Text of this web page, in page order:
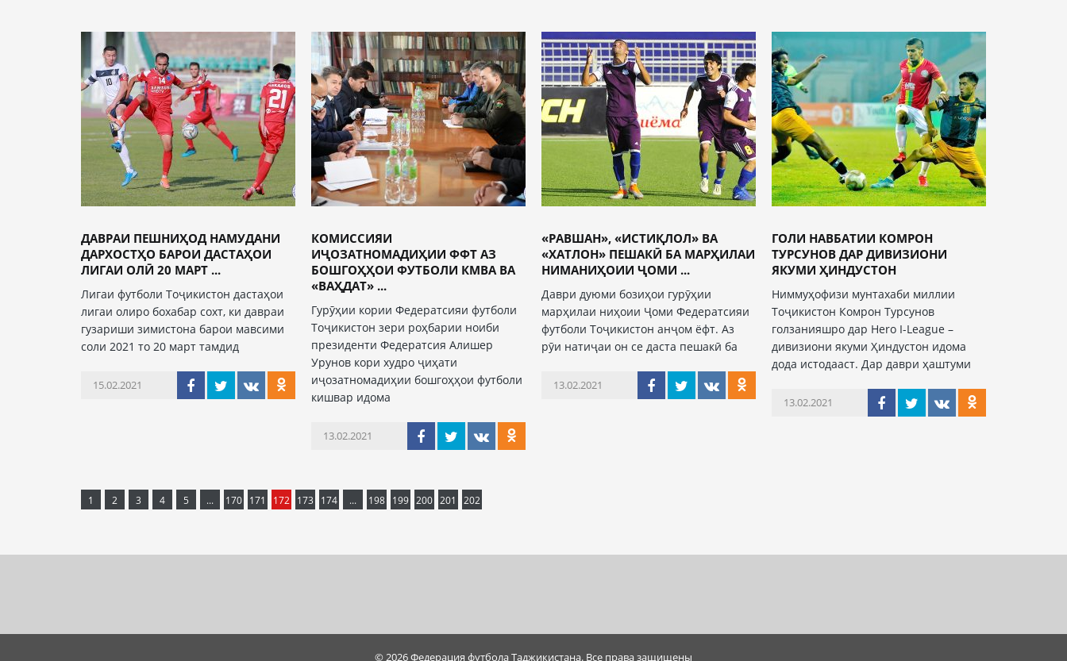
ДАВРАИ ПЕШНИҲОД НАМУДАНИ
ДАРХОСТҲО БАРОИ ДАСТАҲОИ
ЛИГАИ ОЛӢ 20 МАРТ ...
Лигаи футболи Тоҷикистон дастаҳои
лигаи олиро бохабар сохт, ки давраи
гузариши зимистона барои мавсими
соли 2021 то 20 март тамдид
15.02.2021
КОМИССИЯИ
ИҶОЗАТНОМАДИҲИИ ФФТ АЗ
БОШГОҲҲОИ ФУТБОЛИ КМВА ВА
«ВАҲДАТ» ...
Гурӯҳии кории Федератсияи футболи
Тоҷикистон зери роҳбарии ноиби
президенти Федератсия Алишер
Урунов кори худро ҷиҳати
иҷозатномадиҳии бошгоҳҳои футболи
кишвар идома
13.02.2021
«РАВШАН», «ИСТИҚЛОЛ» ВА
«ХАТЛОН» ПЕШАКӢ БА МАРҲИЛАИ
НИМАНИҲОИИ ҶОМИ ...
Даври дуюми бозиҳои гурӯҳии
марҳилаи ниҳоии Ҷоми Федератсияи
футболи Тоҷикистон анҷом ёфт. Аз
рӯи натиҷаи он се даста пешакӣ ба
13.02.2021
ГОЛИ НАВБАТИИ КОМРОН
ТУРСУНОВ ДАР ДИВИЗИОНИ
ЯКУМИ ҲИНДУСТОН
Ниммуҳофизи мунтахаби миллии
Тоҷикистон Комрон Турсунов
голзанияшро дар Hero I-Leaguе –
дивизиони якуми Ҳиндустон идома
дода истодааст. Дар даври ҳаштуми
13.02.2021
1 2 3 4 5 ... 170 171 172 173 174 ... 198 199 200 201 202
© 2026 Федерация футбола Таджикистана. Все права защищены